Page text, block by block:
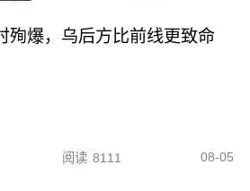
殉爆，乌后方比前线更致命
阅读 8111 08-05